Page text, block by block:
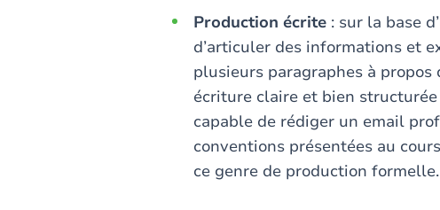
Production écrite : sur la base
d’articuler des informations et
plusieurs paragraphes à
écriture claire et bien
capable de rédiger un email
conventions présentées au
ce genre de production formelle.